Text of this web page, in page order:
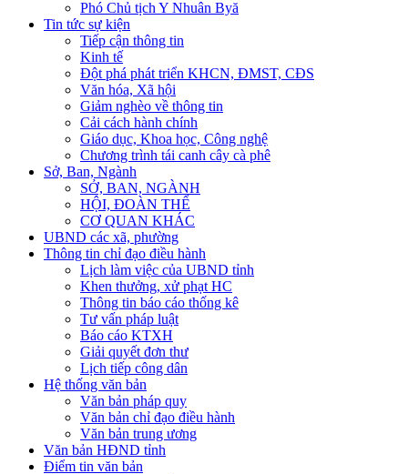
Phó Chủ tịch Y Nhuân Byă
Tin tức sự kiện
Tiếp cận thông tin
Kinh tế
Đột phá phát triển KHCN, ĐMST, CĐS
Văn hóa, Xã hội
Giảm nghèo về thông tin
Cải cách hành chính
Giáo dục, Khoa học, Công nghệ
Chương trình tái canh cây cà phê
Sở, Ban, Ngành
SỞ, BAN, NGÀNH
HỘI, ĐOÀN THỂ
CƠ QUAN KHÁC
UBND các xã, phường
Thông tin chỉ đạo điều hành
Lịch làm việc của UBND tỉnh
Khen thưởng, xử phạt HC
Thông tin báo cáo thống kê
Tư vấn pháp luật
Báo cáo KTXH
Giải quyết đơn thư
Lịch tiếp công dân
Hệ thống văn bản
Văn bản pháp quy
Văn bản chỉ đạo điều hành
Văn bản trung ương
Văn bản HĐND tỉnh
Điểm tin văn bản